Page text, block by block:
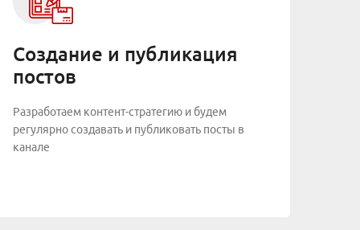
Создание и публикация
постов
Разработаем контент-стратегию и будем
регулярно создавать и публиковать посты в
канале